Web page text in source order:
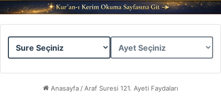
Sure
Ayet
Anasayfa / Araf Suresi 121. Ayeti Faydaları